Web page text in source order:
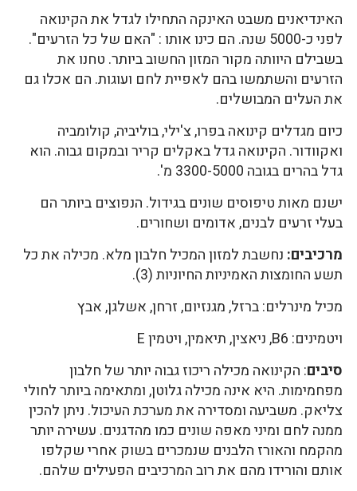
האינדיאנים משבט האינקה התחילו לגדל את הקינואה
לפני כ-5000 שנה. הם כינו אותו : "האם של כל הזרעים".
בשבילם היוותה מקור המזון החשוב ביותר. טחנו את
הזרעים והשתמשו בהם לאפיית לחם ועוגות. הם אכלו גם
את העלים המבושלים.
כיום מגדלים קינואה בפרו, צ'ילי, בוליביה, קולומביה
ואקוודור. הקינואה גדל באקלים קריר ובמקום גבוה. הוא
גדל בהרים בגובה 3300-5000 מ'.
ישנם מאות טיפוסים שונים בגידול. הנפוצים ביותר הם
בעלי זרעים לבנים, אדומים ושחורים.
מרכיבים: נחשבת למזון המכיל חלבון מלא. מכילה את כל
תשע החומצות האמיניות החיוניות (3).
מכיל מינרלים: ברזל, מגנזיום, זרחן, אשלגן, אבץ
ויטמינים: B6, ניאצין, תיאמין, ויטמין E
סיבים: הקינואה מכילה ריכוז גבוה יותר של חלבון
מפחמימות. היא אינה מכילה גלוטן, ומתאימה ביותר לחולי
צליאק. משביעה ומסדירה את מערכת העיכול. ניתן להכין
ממנה לחם ומיני מאפה שונים כמו מהדגנים. עשירה יותר
מהקמח והאורז הלבנים שנמכרים בשוק אחרי שקלפו
אותם והורידו מהם את רוב המרכיבים הפעילים שלהם.